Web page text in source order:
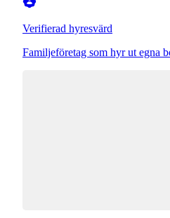
Verifierad hyresvärd
Familjeföretag som hyr ut egna